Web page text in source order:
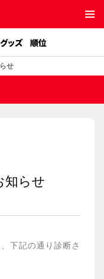
グッズ 順位
せ
知らせ
下記の通り診断さ